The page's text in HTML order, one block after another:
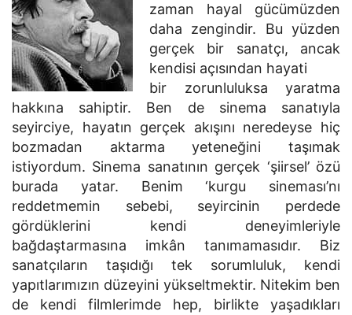
zaman hayal gücümüzden
daha zengindir. Bu yüzden
gerçek bir sanatçı, ancak
kendisi açısından hayati
bir zorunluluksa yaratma
hakkına sahiptir. Ben de sinema sanatıyla
seyirciye, hayatın gerçek akışını neredeyse hiç
bozmadan aktarma yeteneğini taşımak
istiyordum. Sinema sanatının gerçek ‘şiirsel’ özü
burada yatar. Benim ‘kurgu sineması’nı
reddetmemin sebebi, seyircinin perdede
gördüklerini kendi deneyimleriyle
bağdaştarmasına imkân tanımamasıdır. Biz
sanatçıların taşıdığı tek sorumluluk, kendi
yapıtlarımızın düzeyini yükseltmektir. Nitekim ben
de kendi filmlerimde hep, birlikte yaşadıkları